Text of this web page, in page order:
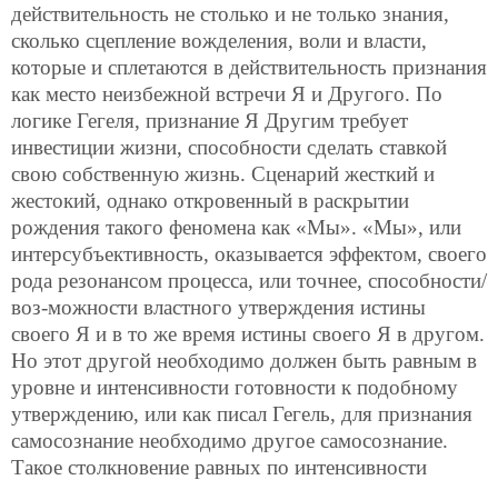
действительность не столько и не только знания,
сколько сцепление вожделения, воли и власти,
которые и сплетаются в действительность признания
как место неизбежной встречи Я и Другого. По
логике Гегеля, признание Я Другим требует
инвестиции жизни, способности сделать ставкой
свою собственную жизнь. Сценарий жесткий и
жестокий, однако откровенный в раскрытии
рождения такого феномена как «Мы». «Мы», или
интерсубъективность, оказывается эффектом, своего
рода резонансом процесса, или точнее, способности/
воз-можности властного утверждения истины
своего Я и в то же время истины своего Я в другом.
Но этот другой необходимо должен быть равным в
уровне и интенсивности готовности к подобному
утверждению, или как писал Гегель, для признания
самосознание необходимо другое самосознание.
Такое столкновение равных по интенсивности